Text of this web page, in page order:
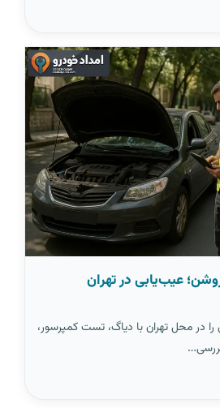
عیب‌یابی در تهران
را در محل تهران با دیاگ، تست کمپرسور،